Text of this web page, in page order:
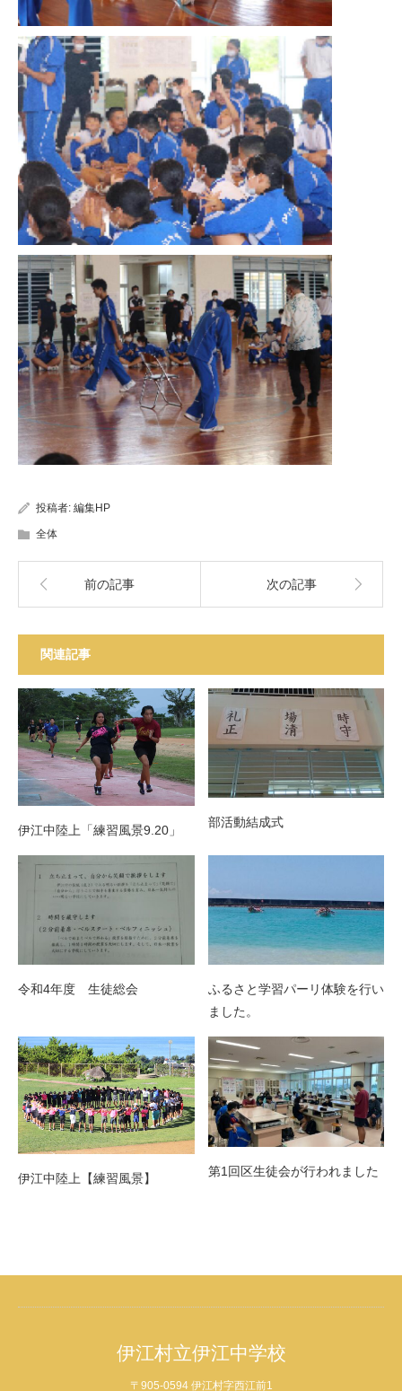
投稿者: 編集HP
全体
前の記事 次の記事
関連記事
伊江中陸上「練習風景9.20」
部活動結成式
令和4年度 生徒総会
ふるさと学習パーリ体験を行い
ました。
伊江中陸上【練習風景】
第1回区生徒会が行われました
伊江村立伊江中学校
〒905-0594 伊江村字西江前1